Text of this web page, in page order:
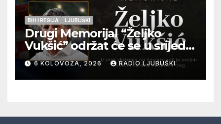
BIH I REGIJA LJUBUŠKI
Drugi Memorijal “Željko
Vukšić” održat će se u srijedu
12. kolovoza u Otoku
6 KOLOVOZA, 2026 RADIO LJUBUŠKI